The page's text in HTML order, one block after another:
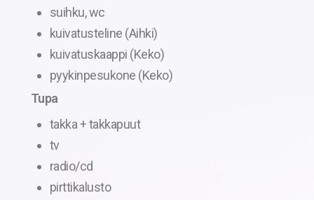
suihku, wc
kuivatusteline (Aihki)
kuivatuskaappi (Keko)
pyykinpesukone (Keko)
Tupa
takka + takkapuut
tv
radio/cd
pirttikalusto